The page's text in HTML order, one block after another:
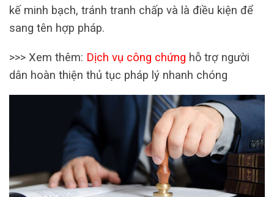
kế minh bạch, tránh tranh chấp và là điều kiện để
sang tên hợp pháp.
>>> Xem thêm: Dịch vụ công chứng hỗ trợ người
dân hoàn thiện thủ tục pháp lý nhanh chóng